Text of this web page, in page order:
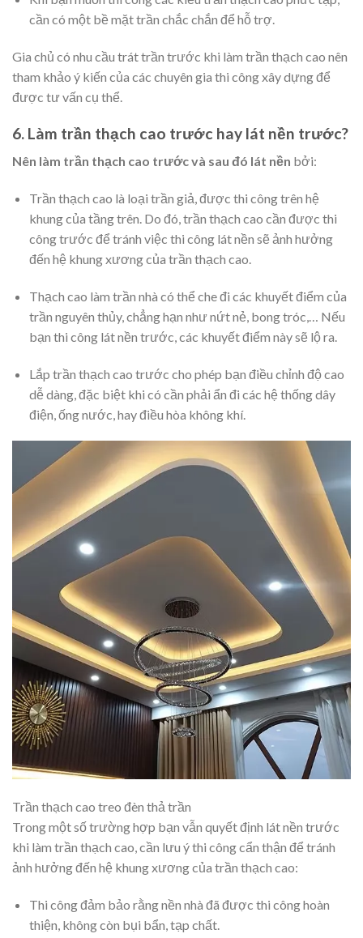
cần có một bề mặt trần chắc chắn để hỗ trợ.
Gia chủ có nhu cầu trát trần trước khi làm trần thạch cao nên
tham khảo ý kiến của các chuyên gia thi công xây dựng để
được tư vấn cụ thể.
6. Làm trần thạch cao trước hay lát nền trước?
Nên làm trần thạch cao trước và sau đó lát nền bởi:
Trần thạch cao là loại trần giả, được thi công trên hệ
khung của tầng trên. Do đó, trần thạch cao cần được thi
công trước để tránh việc thi công lát nền sẽ ảnh hưởng
đến hệ khung xương của trần thạch cao.
Thạch cao làm trần nhà có thể che đi các khuyết điểm của
trần nguyên thủy, chẳng hạn như nứt nẻ, bong tróc,… Nếu
bạn thi công lát nền trước, các khuyết điểm này sẽ lộ ra.
Lắp trần thạch cao trước cho phép bạn điều chỉnh độ cao
dễ dàng, đặc biệt khi có cần phải ẩn đi các hệ thống dây
điện, ống nước, hay điều hòa không khí.
Trần thạch cao treo đèn thả trần
Trong một số trường hợp bạn vẫn quyết định lát nền trước
khi làm trần thạch cao, cần lưu ý thi công cẩn thận để tránh
ảnh hưởng đến hệ khung xương của trần thạch cao:
Thi công đảm bảo rằng nền nhà đã được thi công hoàn
thiện, không còn bụi bẩn, tạp chất.